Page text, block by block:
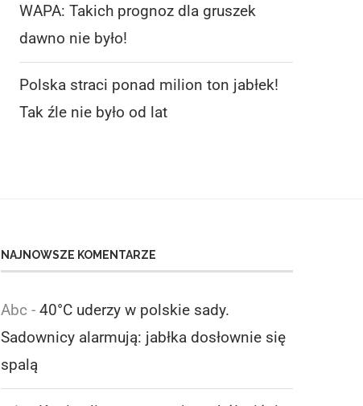
EUROPEJSKIE CHŁODNIE PĘKAJĄ W
SZWACH. WAPA UJAWNIA: PONAD...
6 lipca 2026 2 lipca 2026
WAPA: Takich prognoz dla gruszek
dawno nie było!
Polska straci ponad milion ton jabłek!
Tak źle nie było od lat
NAJNOWSZE KOMENTARZE
Abc -40°C uderzy w polskie sady.
Sadownicy alarmują: jabłka dosłownie się
spalą